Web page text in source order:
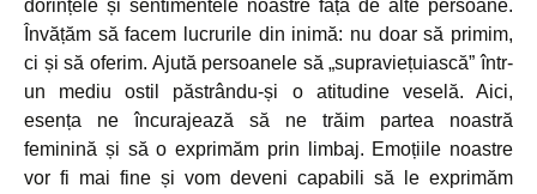
dorințele și sentimentele noastre față de alte persoane.
Învățăm să facem lucrurile din inimă: nu doar să primim,
ci și să oferim. Ajută persoanele să „supraviețuiască” într-
un mediu ostil păstrându-și o atitudine veselă. Aici,
esența ne încurajează să ne trăim partea noastră
feminină și să o exprimăm prin limbaj. Emoțiile noastre
vor fi mai fine și vom deveni capabili să le exprimăm